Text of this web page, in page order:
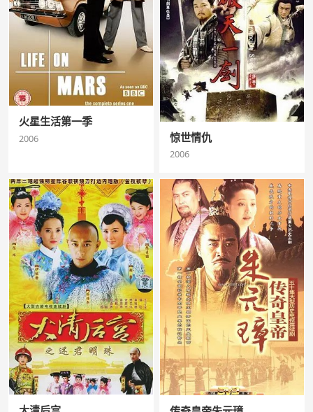
火星生活第一季
2006 惊世情仇
2006